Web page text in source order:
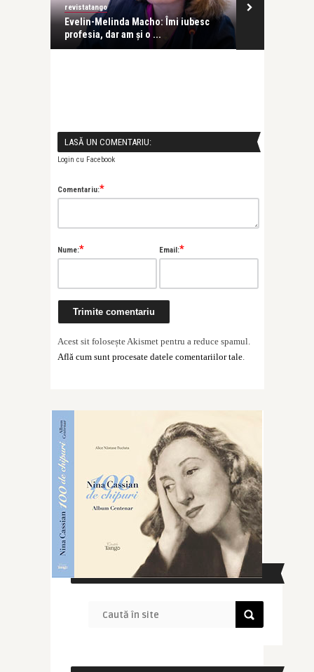
revistatango
Evelin-Melinda Macho: Îmi iubesc
profesia, dar am și o ...
LASĂ UN COMENTARIU:
Login cu Facebook
Comentariu:*
Nume:* Email:*
Acest sit folosește Akismet pentru a reduce spamul.
Află cum sunt procesate datele comentariilor tale.
CAUTĂ ÎN SITE